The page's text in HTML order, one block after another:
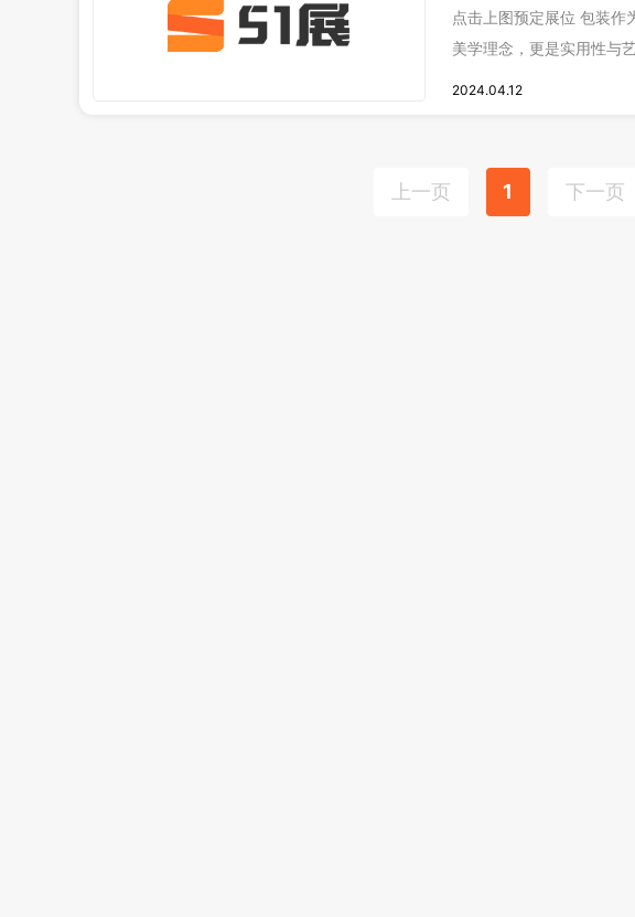
承着精准流量 / 前
点击上图预定展位 包装作为化妆品的“门面”，不仅仅承载着化妆品的
美学理念，更是实用性与
2024.04.12
上一页 1 下一页